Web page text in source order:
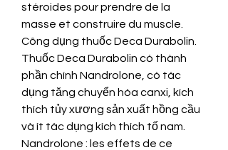
stéroides pour prendre de la
masse et construire du muscle.
Công dụng thuốc Deca Durabolin.
Thuốc Deca Durabolin có thành
phần chính Nandrolone, có tác
dụng tăng chuyển hóa canxi, kích
thích tủy xương sản xuất hồng cầu
và ít tác dụng kích thích tố nam.
Nandrolone : les effets de ce